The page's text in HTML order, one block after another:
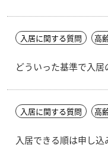
入居に関する質問 高
どういった基準で入居
入居に関する質問 高
入居できる順は申し込